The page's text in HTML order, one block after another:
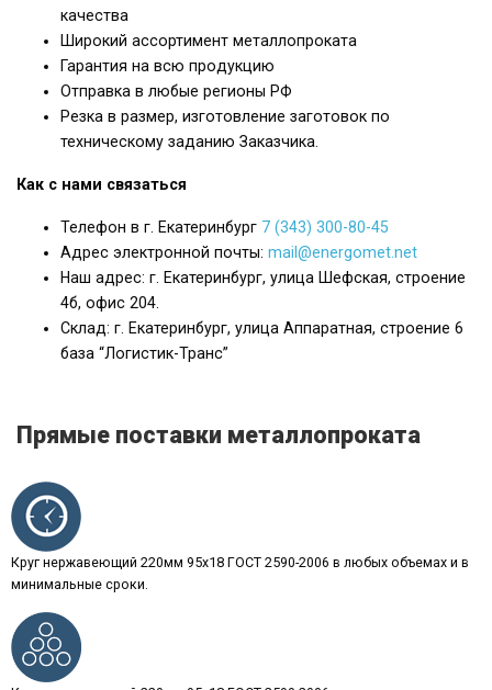
качества
Широкий ассортимент металлопроката
Гарантия на всю продукцию
Отправка в любые регионы РФ
Резка в размер, изготовление заготовок по
техническому заданию Заказчика.
Как с нами связаться
Телефон в г. Екатеринбург 7 (343) 300-80-45
Адрес электронной почты: mail@energomet.net
Наш адрес: г. Екатеринбург, улица Шефская, строение
4б, офис 204.
Склад: г. Екатеринбург, улица Аппаратная, строение 6
база “Логистик-Транс”
Прямые поставки металлопроката
Круг нержавеющий 220мм 95х18 ГОСТ 2590-2006 в любых объемах и в
минимальные сроки.